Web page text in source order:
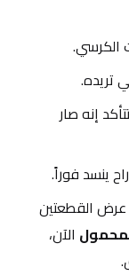
الكرسي.
تريده.
فر الكرسي فرة صغيرة حتى تقفل الطيات وتتأكد إنه صار
ينسد فوراً.